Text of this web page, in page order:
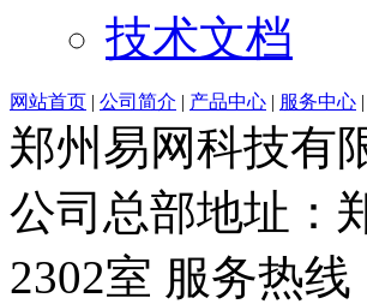
技术文档
网站首页 | 公司简介 | 产品中心 | 服务中心 |
郑州易网科技有
公司总部地址：
2302室 服务热线